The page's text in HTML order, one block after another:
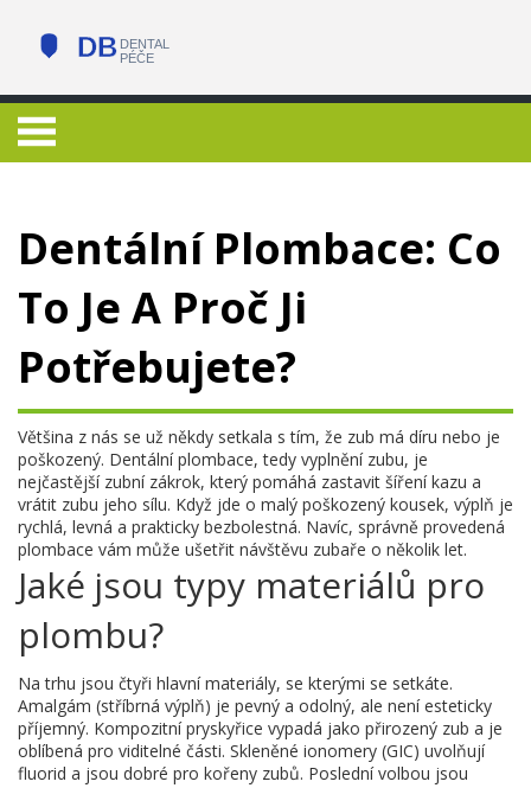
Dentální Plombace: Co
To Je A Proč Ji
Potřebujete?
Většina z nás se už někdy setkala s tím, že zub má díru nebo je
poškozený. Dentální plombace, tedy vyplnění zubu, je
nejčastější zubní zákrok, který pomáhá zastavit šíření kazu a
vrátit zubu jeho sílu. Když jde o malý poškozený kousek, výplň je
rychlá, levná a prakticky bezbolestná. Navíc, správně provedená
plombace vám může ušetřit návštěvu zubaře o několik let.
Jaké jsou typy materiálů pro
plombu?
Na trhu jsou čtyři hlavní materiály, se kterými se setkáte.
Amalgám (stříbrná výplň) je pevný a odolný, ale není esteticky
příjemný. Kompozitní pryskyřice vypadá jako přirozený zub a je
oblíbená pro viditelné části. Skleněné ionomery (GIC) uvolňují
fluorid a jsou dobré pro kořeny zubů. Poslední volbou jsou